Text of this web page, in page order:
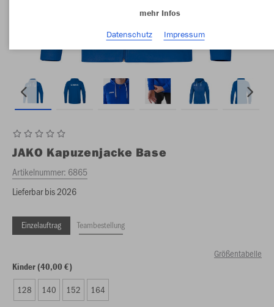
JAKO Kapuzenjacke Base
Artikelnummer: 6865
Lieferbar bis 2026
Einzelauftrag Teambestellung
Größentabelle
Kinder (40,00 €)
128 140 152 164
mehr Infos
Datenschutz
Impressum